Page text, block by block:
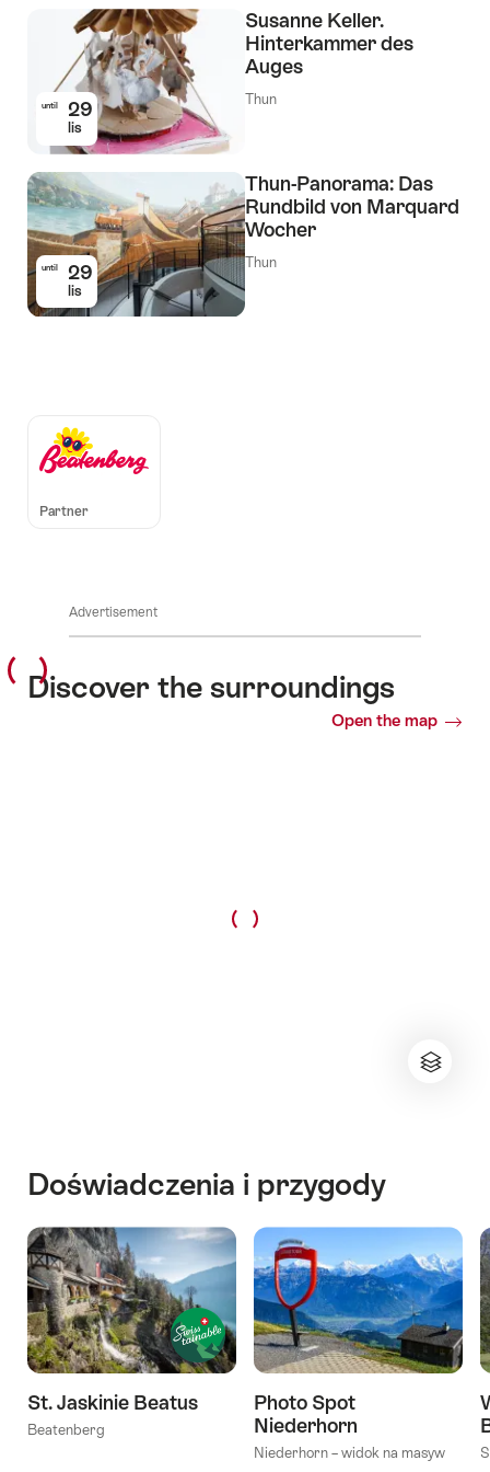
until 29
lis
Susanne Keller.
Hinterkammer des
Auges
Thun
until 29
lis
Thun-Panorama: Das
Rundbild von Marquard
Wocher
Thun
Auszeichnungen
Partner
Advertisement
Discover the surroundings
Open the map
Doświadczenia i przygody
St. Jaskinie Beatus
Beatenberg
Photo Spot
Niederhorn
Niederhorn – widok na masyw